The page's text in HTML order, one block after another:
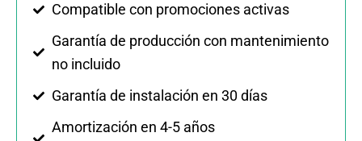
Compatible con promociones activas
Garantía de producción con mantenimiento
no incluido
Garantía de instalación en 30 días
Amortización en 4-5 años